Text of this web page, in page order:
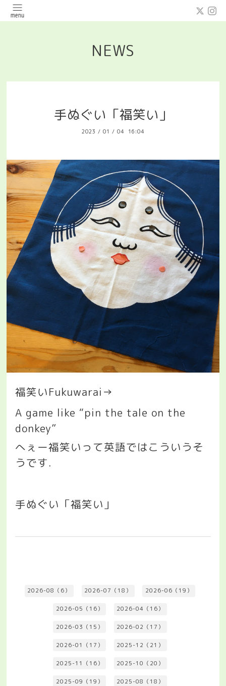
NEWS
手ぬぐい「福笑い」
2023 / 01 / 04 16:04
福笑いFukuwarai→
A game like “pin the tale on the
donkey”
へぇー福笑いって英語ではこういうそ
うです.
手ぬぐい「福笑い」
2026-08（6） 2026-07（18） 2026-06（19）
2026-05（16） 2026-04（16）
2026-03（15） 2026-02（17）
2026-01（17） 2025-12（21）
2025-11（16） 2025-10（20）
2025-09（19） 2025-08（18）